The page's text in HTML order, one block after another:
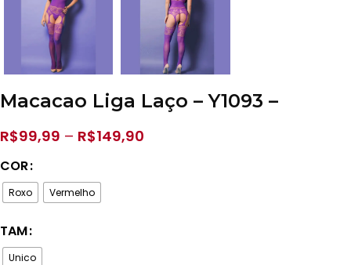
Macacao Liga Laço – Y1093 –
R$99,99 – R$149,90
COR
Roxo Vermelho
TAM
Unico